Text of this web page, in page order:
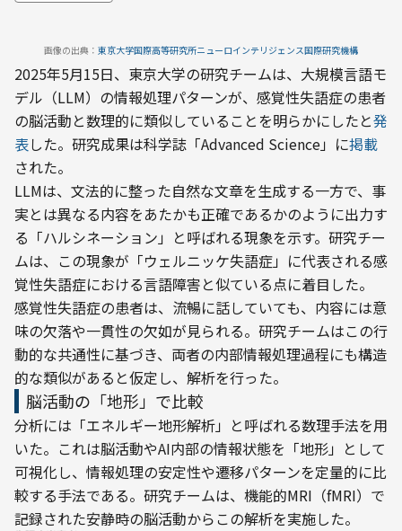
画像の出典： 東京大学国際高等研究所ニューロインテリジェンス国際研究機構
2025年5月15日、東京大学の研究チームは、大規模言語モ
デル（LLM）の情報処理パターンが、感覚性失語症の患者
の脳活動と数理的に類似していることを明らかにしたと発
表した。研究成果は科学誌「Advanced Science」に掲載
された。
LLMは、文法的に整った自然な文章を生成する一方で、事
実とは異なる内容をあたかも正確であるかのように出力す
る「ハルシネーション」と呼ばれる現象を示す。研究チー
ムは、この現象が「ウェルニッケ失語症」に代表される感
覚性失語症における言語障害と似ている点に着目した。
感覚性失語症の患者は、流暢に話していても、内容には意
味の欠落や一貫性の欠如が見られる。研究チームはこの行
動的な共通性に基づき、両者の内部情報処理過程にも構造
的な類似があると仮定し、解析を行った。
脳活動の「地形」で比較
分析には「エネルギー地形解析」と呼ばれる数理手法を用
いた。これは脳活動やAI内部の情報状態を「地形」として
可視化し、情報処理の安定性や遷移パターンを定量的に比
較する手法である。研究チームは、機能的MRI（fMRI）で
記録された安静時の脳活動からこの解析を実施した。